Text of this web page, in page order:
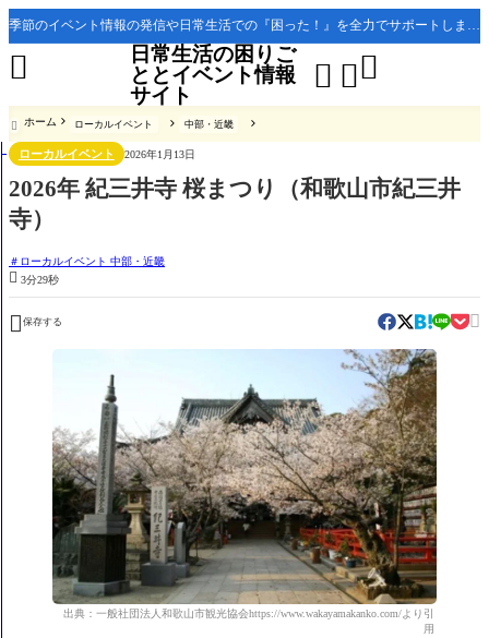
季節のイベント情報の発信や日常生活での『困った！』を全力でサポートします。
日常生活の困りご
ととイベント情報
サイト
 

 ホーム ローカルイベント 中部・近畿
ローカルイベント 2026年1月13日
2026年 紀三井寺 桜まつり（和歌山市紀三井
寺）
ローカルイベント 中部・近畿
 3分29秒
 保存する 
出典：一般社団法人和歌山市観光協会https://www.wakayamakanko.com/より引
用